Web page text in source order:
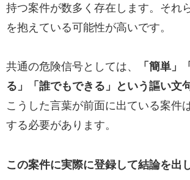
持つ案件が数多く存在します。それ
を抱えている可能性が高いです。
共通の危険信号としては、
「簡単」
る」「誰でもできる」という謳い文
こうした言葉が前面に出ている案件
する必要があります。
この案件に実際に登録して結論を出